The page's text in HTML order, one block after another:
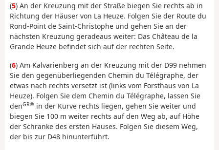
(5) An der Kreuzung mit der Straße biegen Sie rechts ab in
Richtung der Häuser von La Heuze. Folgen Sie der Route du
Rond-Point de Saint-Christophe und gehen Sie an der
nächsten Kreuzung geradeaus weiter: Das Château de la
Grande Heuze befindet sich auf der rechten Seite.
(6) Am Kalvarienberg an der Kreuzung mit der D99 nehmen
Sie den gegenüberliegenden Chemin du Télégraphe, der
etwas nach rechts versetzt ist (links vom Forsthaus von La
Heuze). Folgen Sie dem Chemin du Télégraphe, lassen Sie
denGR® in der Kurve rechts liegen, gehen Sie weiter und
biegen Sie 100 m weiter rechts auf den Weg ab, auf Höhe
der Schranke des ersten Hauses. Folgen Sie diesem Weg,
der bis zur D48 hinunterführt.